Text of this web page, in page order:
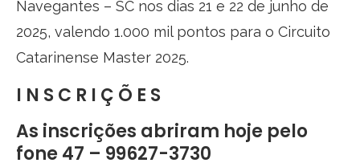
Navegantes – SC nos dias 21 e 22 de junho de
2025, valendo 1.000 mil pontos para o Circuito
Catarinense Master 2025.
I N S C R I Ç Õ E S
As inscrições abriram hoje pelo
fone 47 – 99627-3730